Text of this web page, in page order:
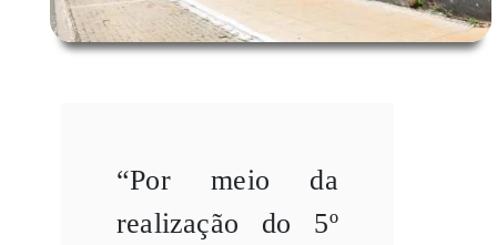
“Por meio da
realização do 5º